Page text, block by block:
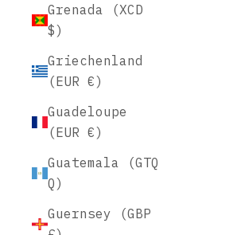
Grenada (XCD
$)
Griechenland
(EUR €)
Guadeloupe
(EUR €)
Guatemala (GTQ
Q)
Guernsey (GBP